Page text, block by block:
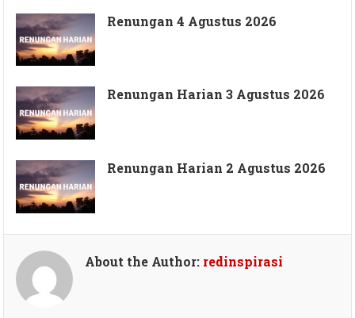
Renungan 4 Agustus 2026
Renungan Harian 3 Agustus 2026
Renungan Harian 2 Agustus 2026
About the Author: redinspirasi